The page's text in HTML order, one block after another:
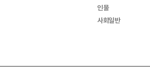
인물
사회일반